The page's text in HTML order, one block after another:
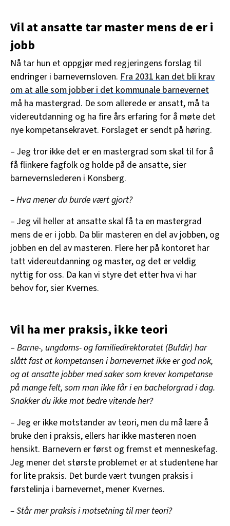
Vil at ansatte tar master mens de er i
jobb
Nå tar hun et oppgjør med regjeringens forslag til
endringer i barnevernsloven. Fra 2031 kan det bli krav
om at alle som jobber i det kommunale barnevernet
må ha mastergrad. De som allerede er ansatt, må ta
videreutdanning og ha fire års erfaring for å møte det
nye kompetansekravet. Forslaget er sendt på høring.
– Jeg tror ikke det er en mastergrad som skal til for å
få flinkere fagfolk og holde på de ansatte, sier
barnevernslederen i Konsberg.
– Hva mener du burde vært gjort?
– Jeg vil heller at ansatte skal få ta en mastergrad
mens de er i jobb. Da blir masteren en del av jobben, og
jobben en del av masteren. Flere her på kontoret har
tatt videreutdanning og master, og det er veldig
nyttig for oss. Da kan vi styre det etter hva vi har
behov for, sier Kvernes.
Vil ha mer praksis, ikke teori
– Barne-, ungdoms- og familiedirektoratet (Bufdir) har
slått fast at kompetansen i barnevernet ikke er god nok,
og at ansatte jobber med saker som krever kompetanse
på mange felt, som man ikke får i en bachelorgrad i dag.
Snakker du ikke mot bedre vitende her?
– Jeg er ikke motstander av teori, men du må lære å
bruke den i praksis, ellers har ikke masteren noen
hensikt. Barnevern er først og fremst et menneskefag.
Jeg mener det største problemet er at studentene har
for lite praksis. Det burde vært tvungen praksis i
førstelinja i barnevernet, mener Kvernes.
– Står mer praksis i motsetning til mer teori?